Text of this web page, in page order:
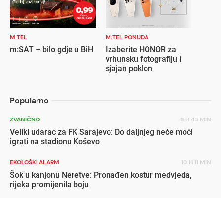
M:TEL
m:SAT – bilo gdje u BiH
M:TEL PONUDA
Izaberite HONOR za
vrhunsku fotografiju i
sjajan poklon
Popularno
ZVANIČNO 8 H 45 MIN
Veliki udarac za FK Sarajevo: Do daljnjeg neće moći
igrati na stadionu Koševo
EKOLOŠKI ALARM 10 H 11 MIN
Šok u kanjonu Neretve: Pronađen kostur medvjeda,
rijeka promijenila boju